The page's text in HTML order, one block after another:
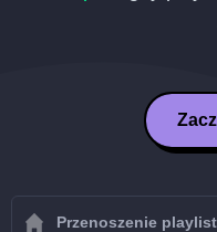
Przenoszenie playlist